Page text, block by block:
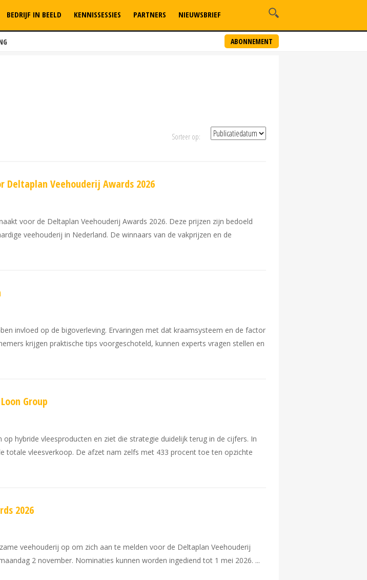
ABONNEMENT
BEDRIJF IN BEELD KENNISSESSIES PARTNERS NIEUWSBRIEF
Sorteer op:
Veehouderij Awards 2026
voor de Deltaplan Veehouderij Awards 2026. Deze prijzen zijn bedoeld
veehouderij in Nederland. De winnaars van de vakprijzen en de
invloed op de bigoverleving. Ervaringen met dat kraamsysteem en de factor
krijgen praktische tips voorgeschoteld, kunnen experts vragen stellen en
Group
hybride vleesproducten en ziet die strategie duidelijk terug in de cijfers. In
totale vleesverkoop. De afzet nam zelfs met 433 procent toe ten opzichte
2026
veehouderij op om zich aan te melden voor de Deltaplan Veehouderij
2 november. Nominaties kunnen worden ingediend tot 1 mei 2026.